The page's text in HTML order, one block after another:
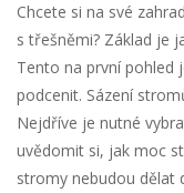
Chcete si na své
s třešněmi? Základ je
Tento na první pohled
podcenit. Sázení
Nejdříve je nutné
uvědomit si, jak moc
stromy nebudou dělat